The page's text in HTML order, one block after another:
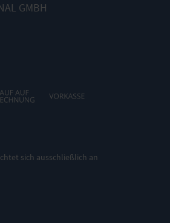
GMBH
sich ausschließlich an